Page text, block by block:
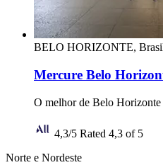
BELO HORIZONTE,
Mercure Belo
O melhor de Belo
4,3/5 Rated 4,3 of 5
Norte e Nordeste